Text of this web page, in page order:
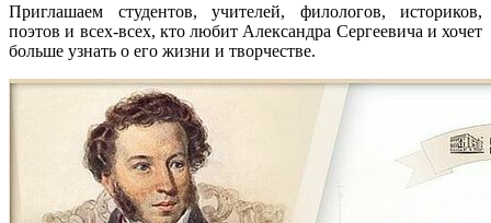
Приглашаем студентов, учителей, филологов, историков,
поэтов и всех-всех, кто любит Александра Сергеевича и хочет
больше узнать о его жизни и творчестве.